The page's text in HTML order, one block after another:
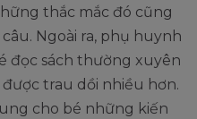
thắc mắc đó cũng
Ngoài ra, phụ huynh
đọc sách thường xuyên
trau dồi nhiều hơn.
cho bé những kiến